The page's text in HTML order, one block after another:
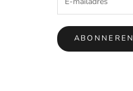
ABONNEREN